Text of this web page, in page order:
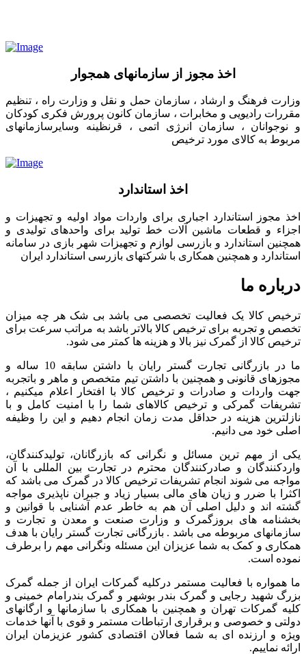
اخذ مجوز از سازمانهای همجوار
وزارت فرهنگ و ارشاد ، سازمان حمل و نقل و وزارت راه ، تنظیم
مقررات رادیویی و مخابرات ، سازمان کانون پرورش فکری کودکان
و نوجوانان ، سازمان انرژی اتمی ، قرنظینه وسایرسازمانهای
مربوط به کالای مورد ترخیص
اخذ استاندارد
اخذ مجوز استاندارد اجباری برای واردات مواد اولیه و تجهیزات و
اجزاء و قطعات ماشین آلات خط تولید برای واحدهای تولیدی و
همچنین استاندارد و بازرسی لوازم و تجهیزات شهر بازی در سامانه
استاندارد و همچنین همکاری با شرکتهای بازرسی استاندارد ایران
درباره ما
ترخیص کالا یک فعالیت تخصصی می باشد بی شک هر چه میزان
تخصص و تجربه برای ترخیص کالا بالاتر باشد به مراتب سرعت برای
ترخیص کالا از گمرک نیز بالا و هزینه ها کمتر می شود.
ما در بازرگانی تجارت گستر رایان با داشتن سابقه 10 ساله و
مجوزهای قانونی و همچنین با داشتن تیم متخصص و ماهر و باتجربه
جهت واردات و صادرات و ترخیص کالا با افتخار اعلام میکنیم ،
تشریفات گمرکی و ترخیص کالاهای شما را با امنیت کامل و با
نازلترین هزینه در حداقل مدت زمان انجام دهیم و این را وظیفه
اصلی خود می دانیم.
یکی از مهم ترین مسائل و نگرانی که بازرگانان، تولیدکنندگان،
واردکنندگان و صادرکنندگان محترم در تجارت بین المللی با آن
مواجه می شوند انجام تشریفات ترخیص کالا در گمرک می باشد که
اکثرا با ضرر و زیان های مالی بسیار زیاد و جبران ناپذیری مواجه
گشته اند و دلیل اصلی آن هم به خاطر عدم آشنایی با قوانین و
بخشنامه های بروزگمرک و وزارت صنعت و معدن و تجارت و
سازمانهای مربوطه می باشد . بازرگانی تجارت گستر رایان با هدف
همکاری و کمک به شما عزیزان این مسئله ونگرانی مهم را برطرف
نموده است.
ما همواره با فعالیت مستمر درکلیه گمرکات ایران از جمله گمرک
بزرگ شهید رجایی و گمرک بندر بوشهر و گمرک بندرامام خمینی و
کلیه گمرکات تهران و همچنین با همکاری با سازمانها و ارگانهای
دولتی و خصوصی و برقراری ارتباطات مستمر و قوی با آنها خدمات
ویژه و ارزنده ای به شما فعالان اقتصادی کشور عزیزمان ایران
ارائه نماییم.